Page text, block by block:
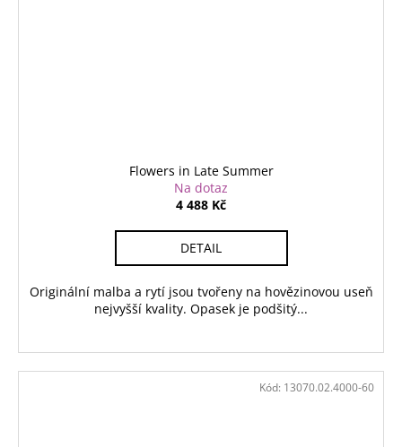
Flowers in Late Summer
Na dotaz
4 488 Kč
DETAIL
Originální malba a rytí jsou tvořeny na hovězinovou useň
nejvyšší kvality. Opasek je podšitý...
Kód: 13070.02.4000-60